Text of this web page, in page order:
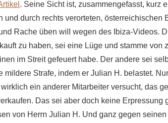
. Seine Sicht ist, zusammengefasst, kurz
und durch rechts verorteten, österreichischen
Rache üben will wegen des Ibiza-Videos.
zu haben, sei eine Lüge und stamme von
im Streit gefeuert habe. Der andere sei
mildere Strafe, indem er Julian H. belastet.
ein anderer Mitarbeiter versucht, das
Das sei aber doch keine Erpressung
von Herrn Julian H. Und ganz gegen